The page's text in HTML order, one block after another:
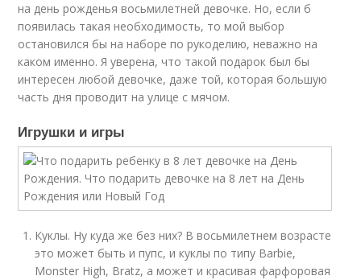
на день рожденья восьмилетней девочке. Но, если б
появилась такая необходимость, то мой выбор
остановился бы на наборе по рукоделию, неважно на
каком именно. Я уверена, что такой подарок был бы
интересен любой девочке, даже той, которая большую
часть дня проводит на улице с мячом.
Игрушки и игры
Куклы. Ну куда же без них? В восьмилетнем возрасте
это может быть и пупс, и куклы по типу Barbie,
Monster High, Bratz, а может и красивая фарфоровая